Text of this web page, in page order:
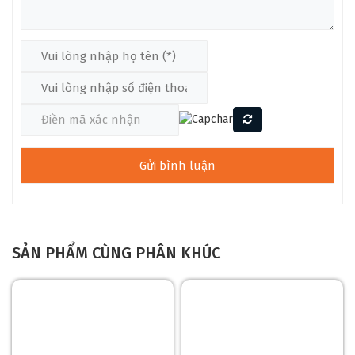
sự kết hợp giúp cây đàn vừa đạt được độ bền cơ học cao vừa
giữ được khả năng cộng hưởng cần thiết cho một cây Semi-
Gỗ Maple giúp tăng độ sáng, độ chi tiết và khả năng phản hồi
âm thanh cực nhanh. Khi chơi ở mức Gain cao, tiếng đàn vẫn
giữ được sự sắc nét và rõ ràng, hạn chế hiện tượng âm thanh
bị bết hoặc thiếu kiểm soát như trên các thiết kế bán thùng
Lưng và hông đàn Semi-Hollow với Maple Centerblock
Maple/Poplar nhằm tạo nên một cấu trúc đồng bộ và chắc
SẢN PHẨM CÙNG PHÂN KHÚC